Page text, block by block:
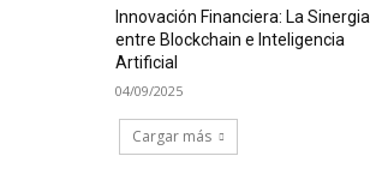
Innovación Financiera: La Sinergia
entre Blockchain e Inteligencia
Artificial
04/09/2025
Cargar más